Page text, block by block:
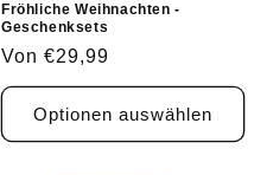
Fröhliche Weihnachten -
Geschenksets
Normaler
Preis
Von €29,99
Optionen auswählen